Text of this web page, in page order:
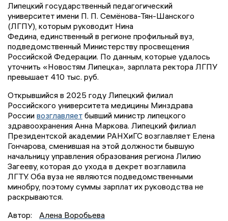
Липецкий государственный педагогический
университет имени П. П. Семёнова-Тян-Шанского
(ЛГПУ), которым руководит Нина
Федина, единственный в регионе профильный вуз,
подведомственный Министерству просвещения
Российской Федерации. По данным, которые удалось
уточнить «Новостям Липецка», зарплата ректора ЛГПУ
превышает 410 тыс. руб.
Открывшийся в 2025 году Липецкий филиал
Российского университета медицины Минздрава
России возглавляет бывший министр липецкого
здравоохранения Анна Маркова. Липецкий филиал
Президентской академии РАНХиГС возглавляет Елена
Гончарова, сменившая на этой должности бывшую
начальницу управления образования региона Лилию
Загееву, которая до ухода в декрет возглавила
ЛГТУ. Оба вуза не являются подведомственными
минобру, поэтому суммы зарплат их руководства не
раскрываются.
Автор:
Алена Воробьева